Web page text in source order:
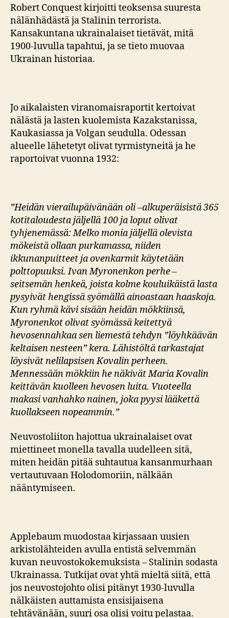
Robert Conquest kirjoitti teoksensa suuresta
nälänhädästä ja Stalinin terrorista.
Kansakuntana ukrainalaiset tietävät, mitä
1900-luvulla tapahtui, ja se tieto muovaa
Ukrainan historiaa.
Jo aikalaisten viranomaisraportit kertoivat
nälästä ja lasten kuolemista Kazakstanissa,
Kaukasiassa ja Volgan seudulla. Odessan
alueelle lähetetyt olivat tyrmistyneitä ja he
raportoivat vuonna 1932:
”Heidän vierailupäivänään oli –alkuperäisistä 365
kotitaloudesta jäljellä 100 ja loput olivat
tyhjenemässä: Melko monia jäljellä olevista
mökeistä ollaan purkamassa, niiden
ikkunanpuitteet ja ovenkarmit käytetään
polttopuuksi. Ivan Myronenkon perhe –
seitsemän henkeä, joista kolme kouluikäistä lasta
pysyivät hengissä syömällä ainoastaan haaskoja.
Kun ryhmä kävi sisään heidän mökkiinsä,
Myronenkot olivat syömässä keitettyä
hevosennahkaa sen liemestä tehdyn ”löyhkäävän
keltaisen nesteen” kera. Lähistöltä tarkastajat
löysivät nelilapsisen Kovalin perheen.
Mennessään mökkiin he näkivät Maria Kovalin
keittävän kuolleen hevosen luita. Vuoteella
makasi vanhahko nainen, joka pyysi lääkettä
kuollakseen nopeammin.”
Neuvostoliiton hajottua ukrainalaiset ovat
miettineet monella tavalla uudelleen sitä,
miten heidän pitää suhtautua kansanmurhaan
vertautuvaan Holodomoriin, nälkään
nääntymiseen.
Applebaum muodostaa kirjassaan uusien
arkistolähteiden avulla entistä selvemmän
kuvan neuvostokokemuksista – Stalinin sodasta
Ukrainassa. Tutkijat ovat yhtä mieltä siitä, että
jos neuvostojohto olisi pitänyt 1930-luvulla
nälkäisten auttamista ensisijaisena
tehtävänään, suuri osa olisi voitu pelastaa.